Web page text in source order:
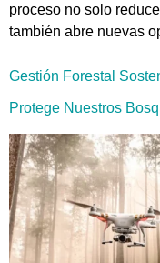
proceso no solo
también abre nuevas
Gestión Forestal
Protege Nuestros